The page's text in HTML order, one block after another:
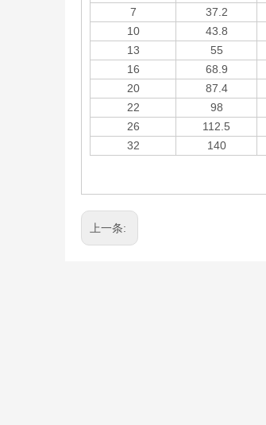
7
37.2
10
43.8
13
55
16
68.9
20
87.4
22
98
26
112.5
32
140
上一条: